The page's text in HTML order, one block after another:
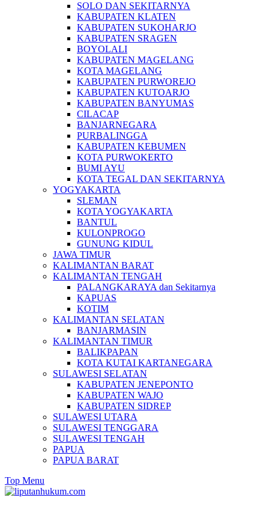
SOLO DAN SEKITARNYA
KABUPATEN KLATEN
KABUPATEN SUKOHARJO
KABUPATEN SRAGEN
BOYOLALI
KABUPATEN MAGELANG
KOTA MAGELANG
KABUPATEN PURWOREJO
KABUPATEN KUTOARJO
KABUPATEN BANYUMAS
CILACAP
BANJARNEGARA
PURBALINGGA
KABUPATEN KEBUMEN
KOTA PURWOKERTO
BUMI AYU
KOTA TEGAL DAN SEKITARNYA
YOGYAKARTA
SLEMAN
KOTA YOGYAKARTA
BANTUL
KULONPROGO
GUNUNG KIDUL
JAWA TIMUR
KALIMANTAN BARAT
KALIMANTAN TENGAH
PALANGKARAYA dan Sekitarnya
KAPUAS
KOTIM
KALIMANTAN SELATAN
BANJARMASIN
KALIMANTAN TIMUR
BALIKPAPAN
KOTA KUTAI KARTANEGARA
SULAWESI SELATAN
KABUPATEN JENEPONTO
KABUPATEN WAJO
KABUPATEN SIDREP
SULAWESI UTARA
SULAWESI TENGGARA
SULAWESI TENGAH
PAPUA
PAPUA BARAT
Top Menu